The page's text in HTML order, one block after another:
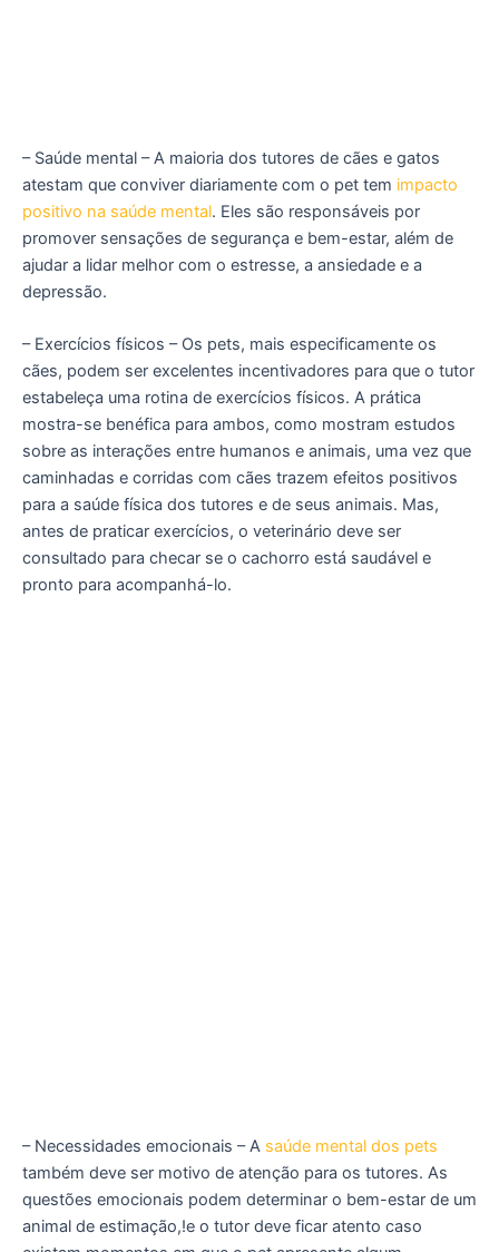
– Saúde mental – A maioria dos tutores de cães e gatos
atestam que conviver diariamente com o pet tem impacto
positivo na saúde mental. Eles são responsáveis por
promover sensações de segurança e bem-estar, além de
ajudar a lidar melhor com o estresse, a ansiedade e a
depressão.
– Exercícios físicos – Os pets, mais especificamente os
cães, podem ser excelentes incentivadores para que o tutor
estabeleça uma rotina de exercícios físicos. A prática
mostra-se benéfica para ambos, como mostram estudos
sobre as interações entre humanos e animais, uma vez que
caminhadas e corridas com cães trazem efeitos positivos
para a saúde física dos tutores e de seus animais. Mas,
antes de praticar exercícios, o veterinário deve ser
consultado para checar se o cachorro está saudável e
pronto para acompanhá-lo.
– Necessidades emocionais – A saúde mental dos pets
também deve ser motivo de atenção para os tutores. As
questões emocionais podem determinar o bem-estar de um
animal de estimação,!e o tutor deve ficar atento caso